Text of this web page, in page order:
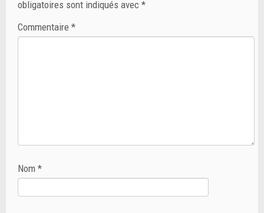
obligatoires sont indiqués avec *
Commentaire *
Nom *